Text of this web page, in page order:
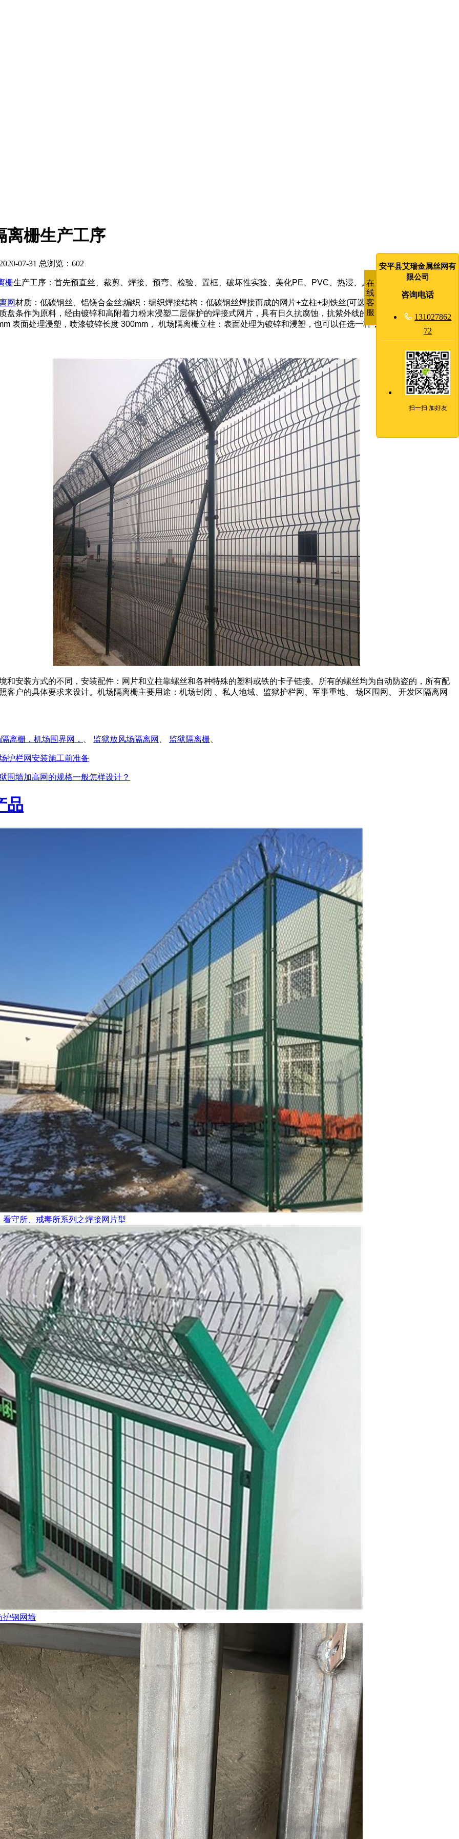
离栅生产工序
07-31 总浏览： 602
栅生产工序：首先预直丝、裁剪、焊接、预弯、检验、置框、破坏性实验、美化PE、PVC、热浸、入库。
网材质：低碳钢丝、铝镁合金丝;编织：编织焊接结构：低碳钢丝焊接而成的网片+立柱+刺铁丝(可选)+斜撑(可选)连接而成;网
盘条作为原料，经由镀锌和高附着力粉末浸塑二层保护的焊接式网片，具有日久抗腐蚀，抗紫外线的特性。
规格
表面处理浸塑，喷漆镀锌长度 300mm，
机场隔离栅立柱：表面处理为镀锌和浸塑，也可以任选一种，顶端盖有塑料盖或防
装方式的不同，安装配件：网片和立柱靠螺丝和各种特殊的塑料或铁的卡子链接。所有的螺丝均为自动防盗的，所有配
客户的具体要求来设计。机场隔离栅主要用途：机场封闭 、私人地域、 监狱护栏网 、军事重地、 场区围网 、 开发区隔离网
离栅，机场围界网， 监狱放风场隔离网 监狱隔离栅
护栏网安装施工前准备
围墙加高网的规格一般怎样设计？
品
看守所、戒毒所系列之焊接网片型
护钢网墙
在
线
客
服
安平县艾瑞金属丝网有
限公司
咨询电话
 131027862
72
扫一扫 加好友